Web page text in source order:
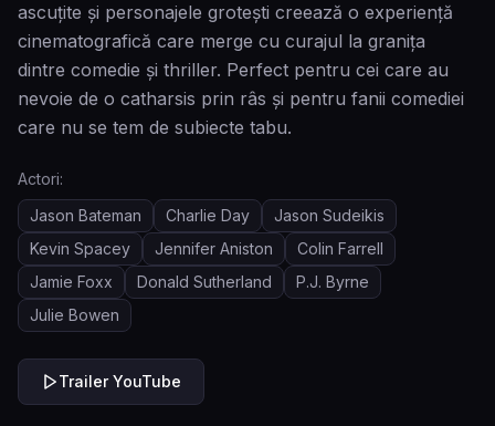
ascuțite și personajele grotești creează o experiență
cinematografică care merge cu curajul la granița
dintre comedie și thriller. Perfect pentru cei care au
nevoie de o catharsis prin râs și pentru fanii comediei
care nu se tem de subiecte tabu.
Actori:
Jason Bateman
Charlie Day
Jason Sudeikis
Kevin Spacey
Jennifer Aniston
Colin Farrell
Jamie Foxx
Donald Sutherland
P.J. Byrne
Julie Bowen
Trailer YouTube